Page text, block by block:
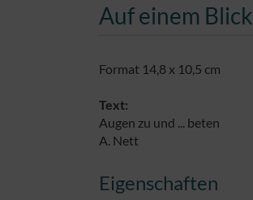
Auf einem Blick
Format 14,8 x 10,5 cm
Text:
Augen zu und ... beten
A. Nett
Eigenschaften